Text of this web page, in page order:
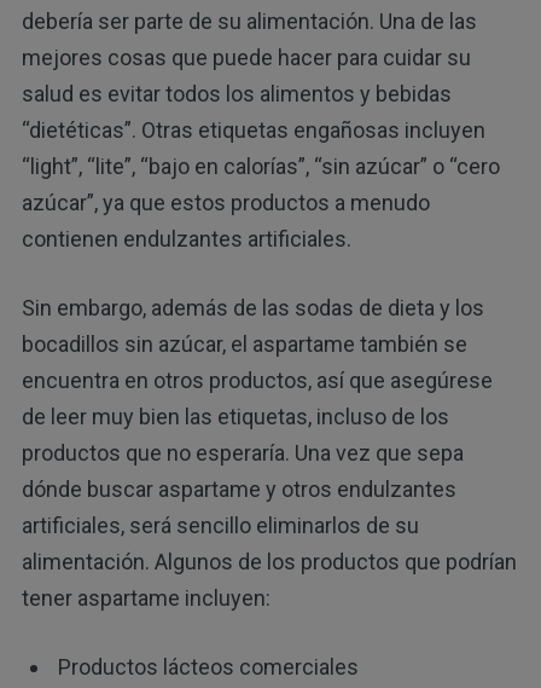
debería ser parte de su alimentación. Una de las
mejores cosas que puede hacer para cuidar su
salud es evitar todos los alimentos y bebidas
“dietéticas”. Otras etiquetas engañosas incluyen
“light”, “lite”, “bajo en calorías”, “sin azúcar” o “cero
azúcar”, ya que estos productos a menudo
contienen endulzantes artificiales.
Sin embargo, además de las sodas de dieta y los
bocadillos sin azúcar, el aspartame también se
encuentra en otros productos, así que asegúrese
de leer muy bien las etiquetas, incluso de los
productos que no esperaría. Una vez que sepa
dónde buscar aspartame y otros endulzantes
artificiales, será sencillo eliminarlos de su
alimentación. Algunos de los productos que podrían
tener aspartame incluyen:
Productos lácteos comerciales